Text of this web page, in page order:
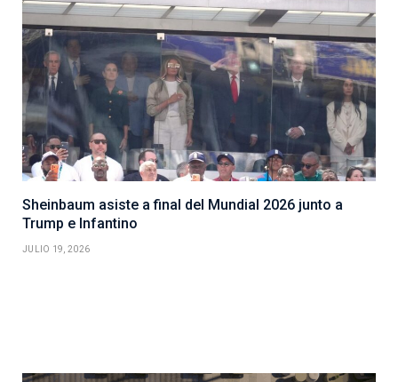
Sheinbaum asiste a final del Mundial 2026 junto a
Trump e Infantino
JULIO 19, 2026